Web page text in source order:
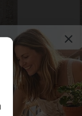
"Soft
Esprit
ESPRIT